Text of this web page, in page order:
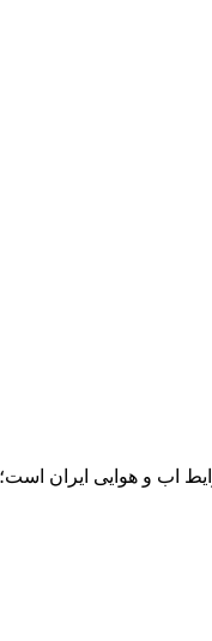
هوایی ایران است؛